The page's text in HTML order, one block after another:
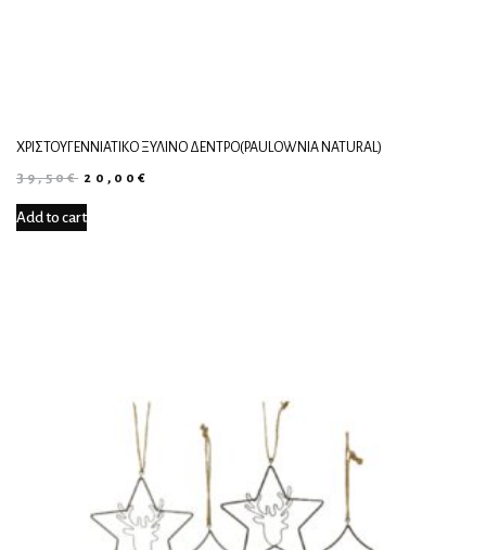
ΧΡΙΣΤΟΥΓΕΝΝΙΆΤΙΚΟ ΞΎΛΙΝΟ ΔΈΝΤΡΟ(PAULOWNIA NATURAL)
39,50€ 20,00€
Add to cart